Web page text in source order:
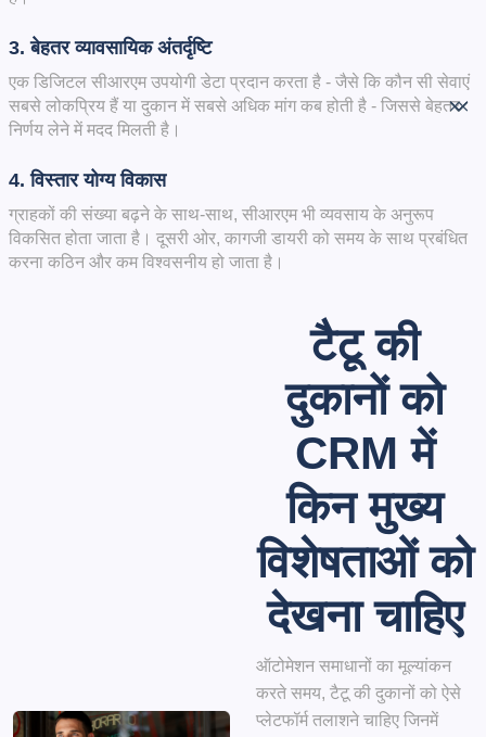
3. बेहतर व्यावसायिक अंतर्दृष्टि
एक डिजिटल सीआरएम उपयोगी डेटा प्रदान करता है - जैसे कि कौन सी सेवाएं
सबसे लोकप्रिय हैं या दुकान में सबसे अधिक मांग कब होती है - जिससे बेहतर
निर्णय लेने में मदद मिलती है।
4. विस्तार योग्य विकास
ग्राहकों की संख्या बढ़ने के साथ-साथ, सीआरएम भी व्यवसाय के अनुरूप
विकसित होता जाता है। दूसरी ओर, कागजी डायरी को समय के साथ प्रबंधित
करना कठिन और कम विश्वसनीय हो जाता है।
टैटू की
दुकानों को
CRM में
किन मुख्य
विशेषताओं को
देखना चाहिए
ऑटोमेशन समाधानों का मूल्यांकन
करते समय, टैटू की दुकानों को ऐसे
प्लेटफॉर्म तलाशने चाहिए जिनमें